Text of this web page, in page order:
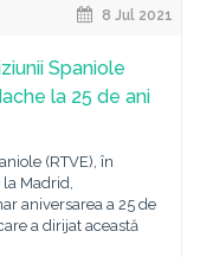
8 Jul 2021
Spaniole
la 25 de ani
(RTVE), în
Madrid,
aniversarea a 25 de
a dirijat această